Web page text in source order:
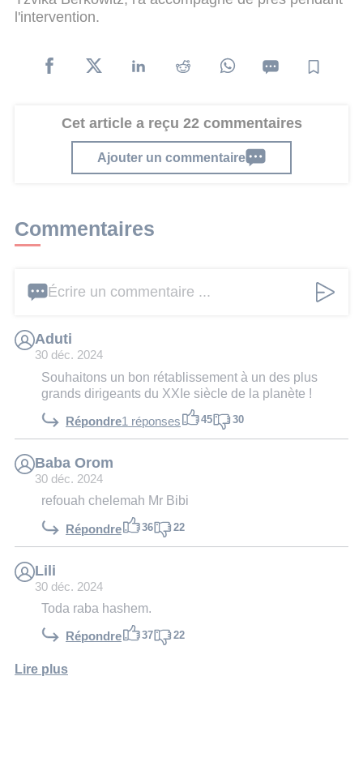
l'intervention.
Cet article a reçu 22 commentaires
Ajouter un commentaire
Commentaires
Écrire un commentaire ...
Aduti
30 déc. 2024
Souhaitons un bon rétablissement à un des plus
grands dirigeants du XXIe siècle de la planète !
Répondre1 réponses 45 30
Baba Orom
30 déc. 2024
refouah chelemah Mr Bibi
Répondre 36 22
Lili
30 déc. 2024
Toda raba hashem.
Répondre 37 22
Lire plus